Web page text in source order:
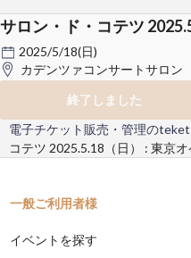
サロン・ド・コテツ
2025/5/18(日)
カデンツァコンサートサロン
終了しました
電子チケット販売・管理のteket
コテツ 2025.5.18（日） : 東京オ
一般ご利用者様
イベントを探す